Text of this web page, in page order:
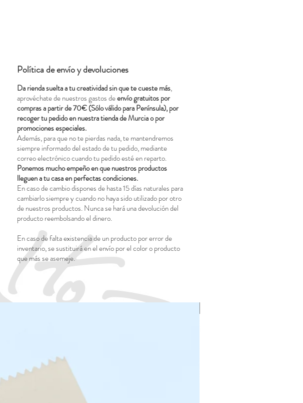
Política de envío y devoluciones
Da rienda suelta a tu creatividad sin que te cueste más,
aprovéchate de nuestros gastos deenvío gratuitos por
compras a partir de 70€ (Sólo válido para Península), por
recoger tu pedido en nuestra tienda de Murcia o por
promociones especiales.
Además, para que no te pierdas nada, te mantendremos
siempre informado del estado de tu pedido, mediante
correo electrónico cuando tu pedido esté en reparto.
Ponemos mucho empeño en que nuestros productos
lleguen a tu casa en perfectas condiciones.
En caso de cambio dispones de hasta 15 días naturales para
cambiarlo siempre y cuando no haya sido utilizado por otro
de nuestros productos. Nunca se hará una devolución del
producto reembolsando el dinero.
En caso de falta existencia de un producto por error de
inventario, se sustituirá en el envío por el color o producto
que más se asemeje.